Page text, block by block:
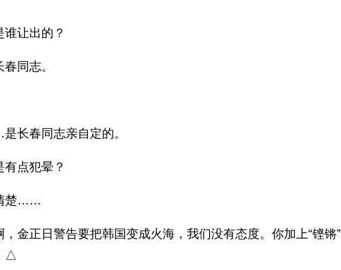
让出的？
同志。
长春同志亲自定的。
点犯晕？
楚……
金正日警告要把韩国变成火海，我们没有态度。你加上“铿锵”
△